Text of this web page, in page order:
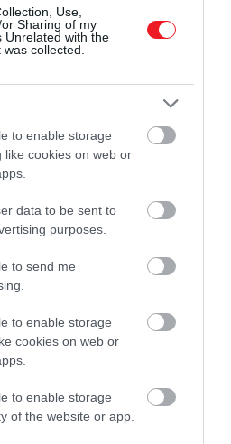
Use,
Sharing of my
Unrelated with the
collected.
to enable storage
like cookies on web or
data to be sent to
purposes.
to send me
to enable storage
cookies on web or
to enable storage
of the website or app.